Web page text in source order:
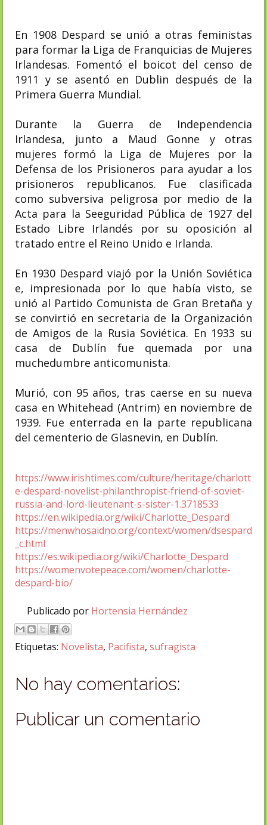
En 1908 Despard se unió a otras feministas
para formar la Liga de Franquicias de Mujeres
Irlandesas. Fomentó el boicot del censo de
1911 y se asentó en Dublin después de la
Primera Guerra Mundial.
Durante la Guerra de Independencia
Irlandesa, junto a Maud Gonne y otras
mujeres formó la Liga de Mujeres por la
Defensa de los Prisioneros para ayudar a los
prisioneros republicanos.​ Fue clasificada
como subversiva peligrosa por medio de la
Acta para la Seeguridad Pública de 1927 del
Estado Libre Irlandés por su oposición al
tratado entre el Reino Unido e Irlanda.
En 1930 Despard viajó por la Unión Soviética
e, impresionada por lo que había visto, se
unió al Partido Comunista de Gran Bretaña y
se convirtió en secretaria de la Organización
de Amigos de la Rusia Soviética. En 1933 su
casa de Dublín fue quemada por una
muchedumbre anticomunista.
Murió, con 95 años, tras caerse en su nueva
casa en Whitehead (Antrim) en noviembre de
1939. Fue enterrada en la parte republicana
del cementerio de Glasnevin, en Dublín.
https://www.irishtimes.com/culture/heritage/charlott
e-despard-novelist-philanthropist-friend-of-soviet-
russia-and-lord-lieutenant-s-sister-1.3718533
https://en.wikipedia.org/wiki/Charlotte_Despard
https://menwhosaidno.org/context/women/dsespard
_c.html
https://es.wikipedia.org/wiki/Charlotte_Despard
https://womenvotepeace.com/women/charlotte-
despard-bio/
Publicado por Hortensia Hernández
Etiquetas: Novelista, Pacifista, sufragista
No hay comentarios:
Publicar un comentario